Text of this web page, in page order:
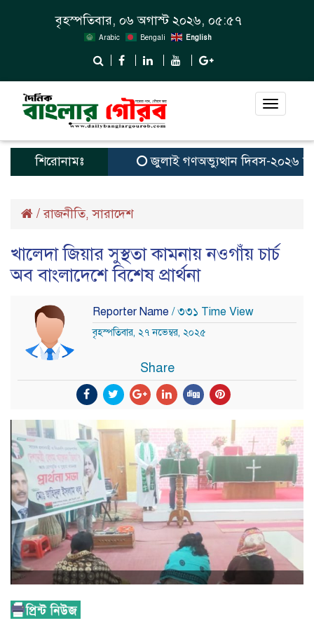
বৃহস্পতিবার, ০৬ অগাস্ট ২০২৬, ০৫:৫৭
Arabic Bengali English
Toggle
শিরোনামঃ জুলাই গণঅভ্যুত্থান দিবস-২০২৬
/রাজনীতি,সারাদেশ
খালেদা জিয়ার সুস্থতা কামনায় নওগাঁয় চার্চ
অব বাংলাদেশে বিশেষ প্রার্থনা
Reporter Name / ৩৩১ Time View
বৃহস্পতিবার, ২৭ নভেম্বর, ২০২৫
Share